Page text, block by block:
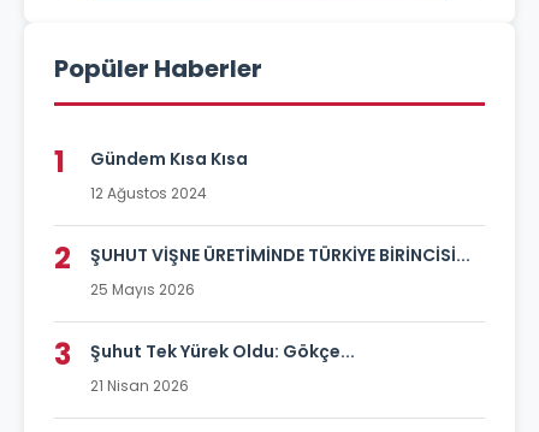
Popüler Haberler
1 Gündem Kısa Kısa
12 Ağustos 2024
2 ŞUHUT VİŞNE ÜRETİMİNDE TÜRKİYE BİRİNCİSİ...
25 Mayıs 2026
3 Şuhut Tek Yürek Oldu: Gökçe...
21 Nisan 2026